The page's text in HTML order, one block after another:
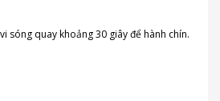
sóng quay khoảng 30 giây để hành chín.